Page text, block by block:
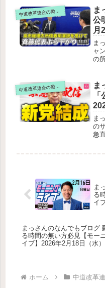
道
ニ
壁
真
説
る
テ
ィ
の
権
問
題
活
苗
関
中
だ
と
的
中道改革連合の動画をテキスト要約
ま
公
月
説
り
ま
ャ
の
ぶ
明
の
付
の
点
中道改革連合の動画をテキスト要約
ま
明
の
要
ま
の
急
至
公
新
（
批
発
る
矢
め
ま
る
イ
/
を
まっさんのなんでもブログ
る時間の無い方必見【モー
イブ】2026年2月18日（水
をテキスト要約
ホーム 中道改革